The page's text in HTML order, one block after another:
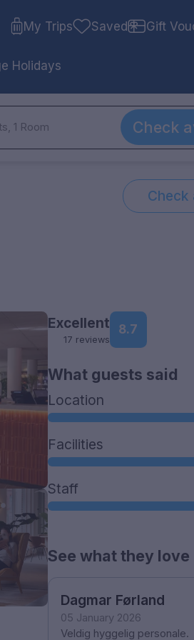
My Trips Saved Gift
Holidays
1 Room Check
Check
Excellent
17 reviews
8.7
What guests said
Location
Facilities
Staff
See what they love
Dagmar Førland
05 January 2026
Veldig hyggelig personale.